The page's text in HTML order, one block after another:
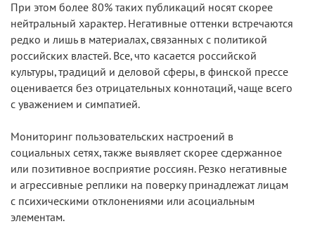
При этом более 80% таких публикаций носят скорее
нейтральный характер. Негативные оттенки встречаются
редко и лишь в материалах, связанных с политикой
российских властей. Все, что касается российской
культуры, традиций и деловой сферы, в финской прессе
оценивается без отрицательных коннотаций, чаще всего
с уважением и симпатией.
Мониторинг пользовательских настроений в
социальных сетях, также выявляет скорее сдержанное
или позитивное восприятие россиян. Резко негативные
и агрессивные реплики на поверку принадлежат лицам
с психическими отклонениями или асоциальным
элементам.